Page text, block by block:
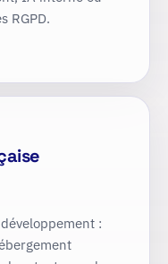
RGPD.
: